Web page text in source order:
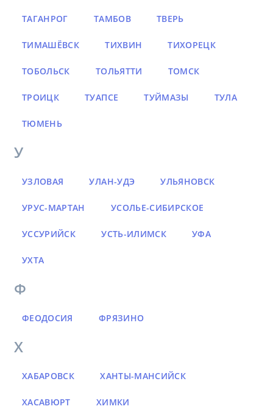
ТАГАНРОГ ТАМБОВ ТВЕРЬ
ТИМАШЁВСК ТИХВИН ТИХОРЕЦК
ТОБОЛЬСК ТОЛЬЯТТИ ТОМСК
ТРОИЦК ТУАПСЕ ТУЙМАЗЫ ТУЛА
ТЮМЕНЬ
У
УЗЛОВАЯ УЛАН-УДЭ УЛЬЯНОВСК
УРУС-МАРТАН УСОЛЬЕ-СИБИРСКОЕ
УССУРИЙСК УСТЬ-ИЛИМСК УФА
УХТА
Ф
ФЕОДОСИЯ ФРЯЗИНО
Х
ХАБАРОВСК ХАНТЫ-МАНСИЙСК
ХАСАВЮРТ ХИМКИ